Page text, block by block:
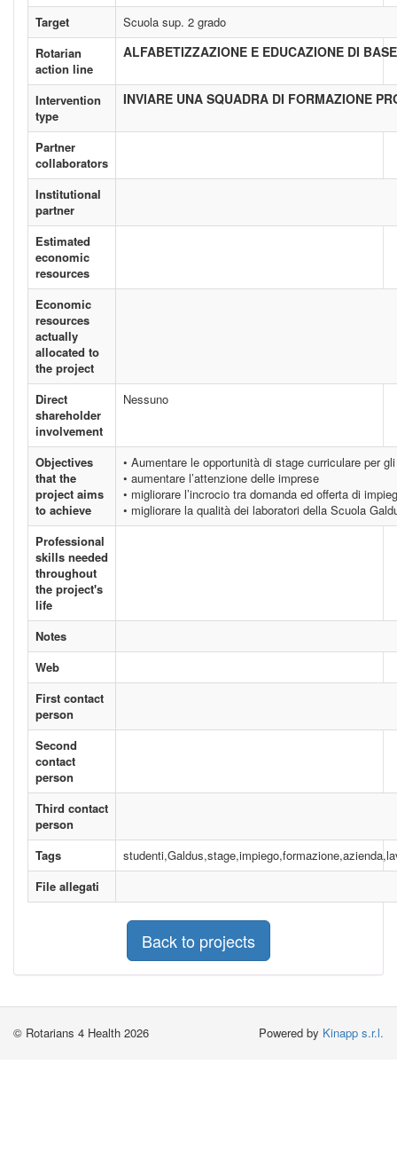
Target
Scuola sup. 2 grado
Rotarian
action line
ALFABETIZZAZIONE E EDUCAZIONE DI BASE
Intervention
type
INVIARE UNA SQUADRA DI FORMAZIONE
Partner
collaborators
Institutional
partner
Estimated
economic
resources
Economic
resources
actually
allocated to
the project
Direct
shareholder
involvement
Nessuno
Objectives
that the
project aims
to achieve
• Aumentare le opportunità di stage curriculare per
• aumentare l’attenzione delle imprese
• migliorare l’incrocio tra domanda ed offerta di
• migliorare la qualità dei laboratori della Scuola
Professional
skills needed
throughout
the project's
life
Notes
Web
First contact
person
Second
contact
person
Third contact
person
Tags
File allegati
Back to projects
© Rotarians 4 Health 2026 Powered by Kinapp s.r.l.